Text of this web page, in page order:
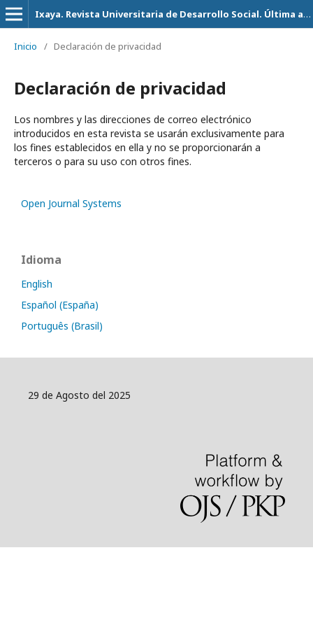
Ixaya. Revista Universitaria de Desarrollo Social. Última actualización 14 de Julio del 2026
Inicio / Declaración de privacidad
Declaración de privacidad
Los nombres y las direcciones de correo electrónico
introducidos en esta revista se usarán exclusivamente para
los fines establecidos en ella y no se proporcionarán a
terceros o para su uso con otros fines.
Open Journal Systems
Idioma
English
Español (España)
Português (Brasil)
29 de Agosto del 2025